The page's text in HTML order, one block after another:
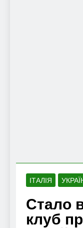
ІТАЛІЯ
Стало
клуб